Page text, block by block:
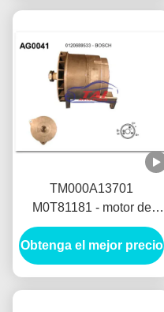
TM000A13701
M0T81181 - motor de
arrancador de MANDO
12V 1.2KW 8T
MOTORES DE
Obtenga el mejor precio